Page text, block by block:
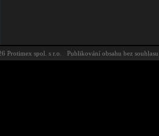
Protimex spol. s r.o. Publikování obsahu bez